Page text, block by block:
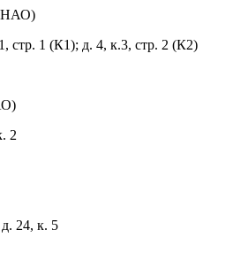
стр. 1 (К1); д. 4, к.3, стр. 2 (К2)
2
24, к. 5